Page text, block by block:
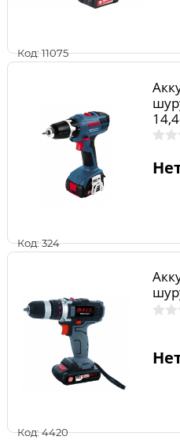
Код: 11075
Код: 324
Код: 4420